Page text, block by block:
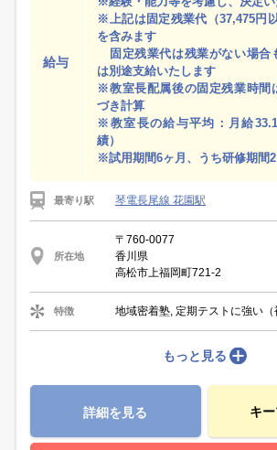
給与
※上記は固定残業代（37,475円
を含みます
固定残業代は残業がない場合
は別途支給いたします
※教室長配属後の固定残業時間
づき計算
※教室長の給与平均：月給
績）
※試用期間6ヶ月、うち研修期間
最寄り駅 琴電長尾線 花園駅
所在地
〒760-0077
香川県
高松市上福岡町721-2
特徴 地域密着塾, 定期テストに強い（
もっと見る
詳細を見る キ